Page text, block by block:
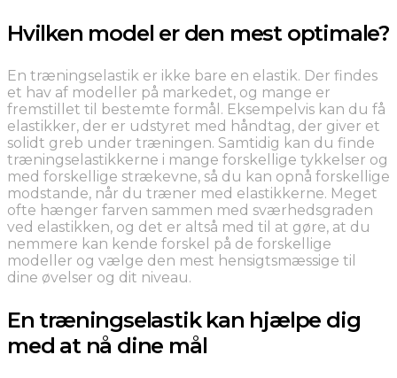
Hvilken model er den mest optimale?
En træningselastik er ikke bare en elastik. Der findes
et hav af modeller på markedet, og mange er
fremstillet til bestemte formål. Eksempelvis kan du få
elastikker, der er udstyret med håndtag, der giver et
solidt greb under træningen. Samtidig kan du finde
træningselastikkerne i mange forskellige tykkelser og
med forskellige strækevne, så du kan opnå forskellige
modstande, når du træner med elastikkerne. Meget
ofte hænger farven sammen med sværhedsgraden
ved elastikken, og det er altså med til at gøre, at du
nemmere kan kende forskel på de forskellige
modeller og vælge den mest hensigtsmæssige til
dine øvelser og dit niveau.
En træningselastik kan hjælpe dig
med at nå dine mål